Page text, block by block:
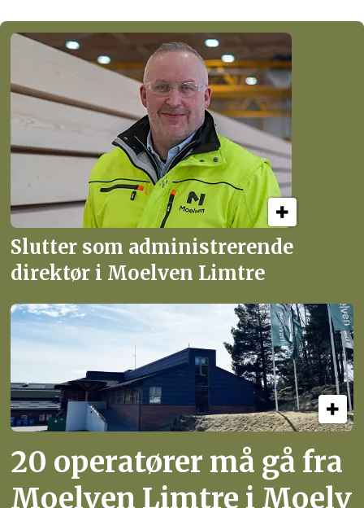
Slutter som administrerende
direktør i Moelven Limtre
20 operatører må gå fra
Moelven Limtre i Moelv